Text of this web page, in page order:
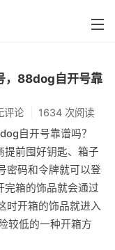
，88dog自开号靠
评论 1634 次阅读
自开号靠谱吗？
提前囤好钥匙、箱子
密码和令牌就可以登
完箱的饰品就会通过
时开箱的饰品就进入
较低的一种开箱方